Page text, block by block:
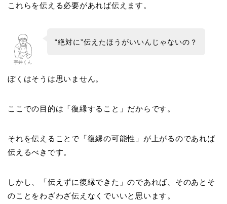
これらを伝える必要があれば伝えます。
宇井くん
“絶対に”伝えたほうがいいんじゃないの？
ぼくはそうは思いません。
ここでの目的は「復縁すること」だからです。
それを伝えることで「復縁の可能性」が上がるのであれば
伝えるべきです。
しかし、「伝えずに復縁できた」のであれば、そのあとそ
のことをわざわざ伝えなくでいいと思います。